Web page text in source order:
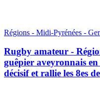
Régions - Midi-Pyrénées -
Rugby amateur -
guêpier aveyronnais
décisif et rallie les 8es